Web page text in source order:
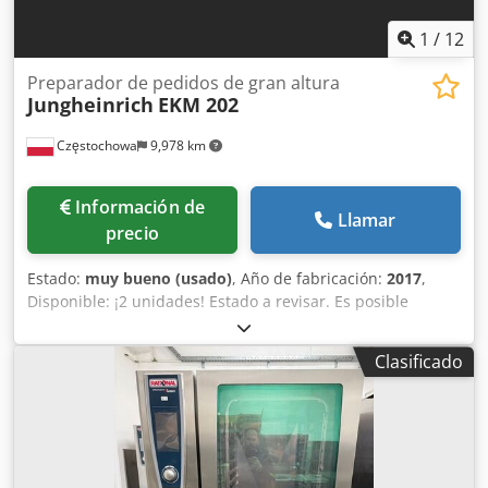
1 / 12
Częstochowa 9,978 km
Preparador de pedidos de gran altura
Jungheinrich EKM 202
Información de
precio
Llamar
Estado: muy bueno (usado), Año de fabricación: 2017,
Disponible: ¡2 unidades! Estado a revisar. Es posible
adquirir los recogepedidos de gran elevación con un juego
de baterías completamente nuevas con 2 años de garantía
por 3.500 euros, o por 3.000 euros con baterías usadas.
Año de fabricación: 2017 Djdpfxjvday Hs Abrsck Capacidad
de carga: 215 kg Altura de elevación: 3.000 mm Velocidad
de traslación: 8 km/h Longitud total: 1.528 mm Voltaje de la
batería: 24V Modelo: EKM-202 Para compras a mayor
Clasificado